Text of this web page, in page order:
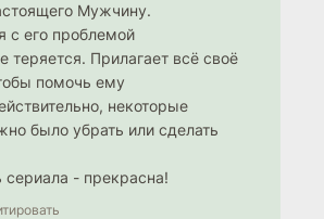
Мужчину.
с его проблемой
теряется. Прилагает всё своё
помочь ему
некоторые
было убрать или сделать
сериала - прекрасна!